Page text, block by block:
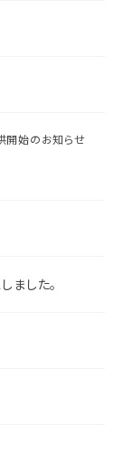
開始のお知らせ
ました。